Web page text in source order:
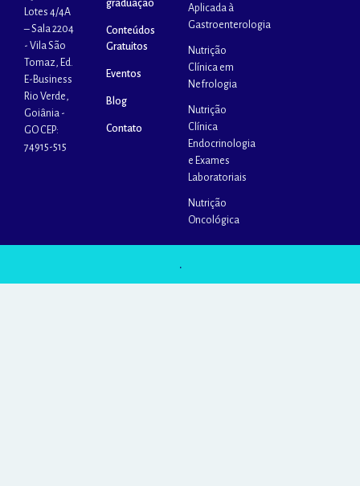
Lotes 4/4A
– Sala 2204
- Vila São
Tomaz, Ed.
E-Business
Rio Verde,
Goiânia -
GO CEP:
74915-515
graduação
Conteúdos
Gratuitos
Eventos
Blog
Contato
Aplicada à
Gastroenterologia
Nutrição
Clínica em
Nefrologia
Nutrição
Clínica
Endocrinologia
e Exames
Laboratoriais
Nutrição
Oncológica
.